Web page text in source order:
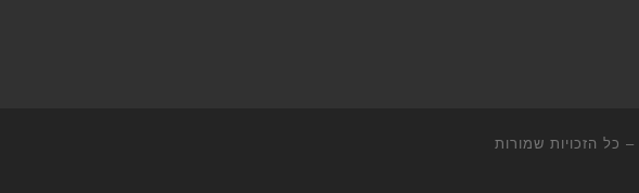
– כל הזכויות שמורות